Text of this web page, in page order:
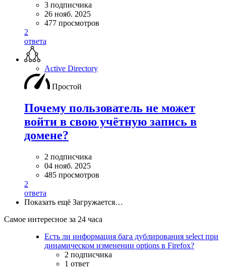
3 подписчика
26 нояб. 2025
477 просмотров
2
ответа
Active Directory
Простой
Почему пользователь не может
войти в свою учётную запись в
домене?
2 подписчика
04 нояб. 2025
485 просмотров
2
ответа
Показать ещё Загружается…
Самое интересное за 24 часа
Есть ли информация бага дублирования select при
динамическом изменении options в Firefox?
2 подписчика
1 ответ